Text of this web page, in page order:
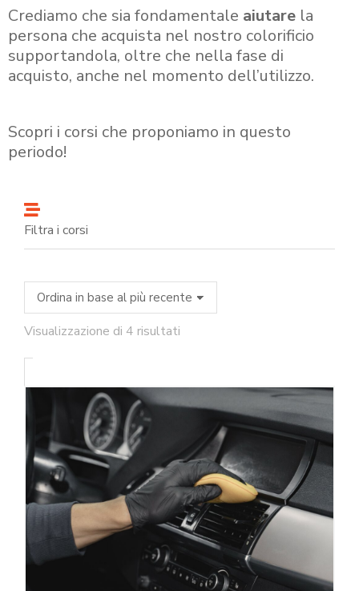
Crediamo che sia fondamentale aiutare la
persona che acquista nel nostro colorificio
supportandola, oltre che nella fase di
acquisto, anche nel momento dell’utilizzo.
Scopri i corsi che proponiamo in questo
periodo!
Filtra i corsi
Visualizzazione di 4 risultati